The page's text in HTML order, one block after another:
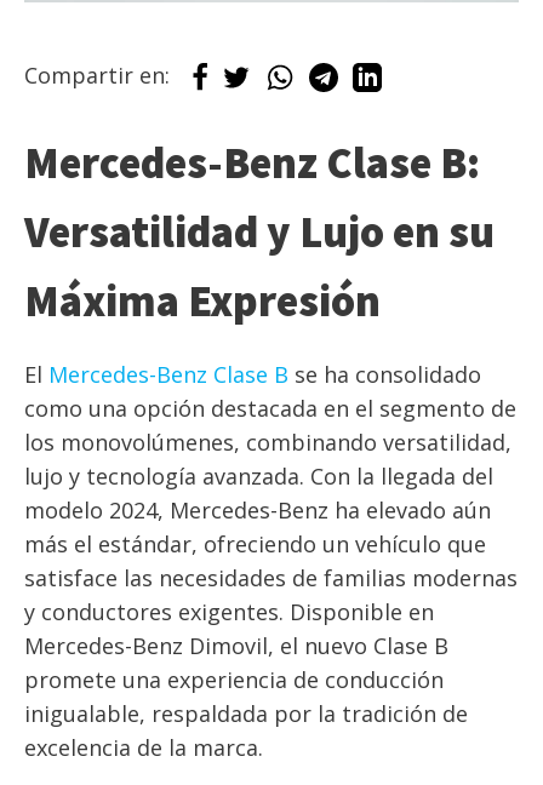
Compartir en:
Mercedes-Benz Clase B:
Versatilidad y Lujo en su
Máxima Expresión
El Mercedes-Benz Clase B se ha consolidado
como una opción destacada en el segmento de
los monovolúmenes, combinando versatilidad,
lujo y tecnología avanzada. Con la llegada del
modelo 2024, Mercedes-Benz ha elevado aún
más el estándar, ofreciendo un vehículo que
satisface las necesidades de familias modernas
y conductores exigentes. Disponible en
Mercedes-Benz Dimovil, el nuevo Clase B
promete una experiencia de conducción
inigualable, respaldada por la tradición de
excelencia de la marca.